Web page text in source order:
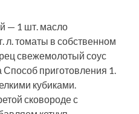
— 1 шт. масло
л. томаты в собственном
свежемолотый соус
Способ приготовления 1.
кубиками.
сковороде с